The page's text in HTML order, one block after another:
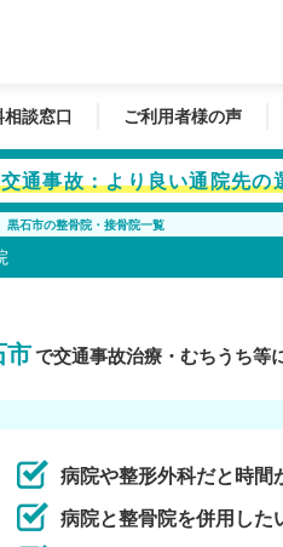
相談窓口 ご利用者様の声
通事故：より良い通院先の
黒石市の整骨院・接骨院一覧
市で交通事故治療・むちうち等
病院や整形外科だと時間
病院と整骨院を併用した